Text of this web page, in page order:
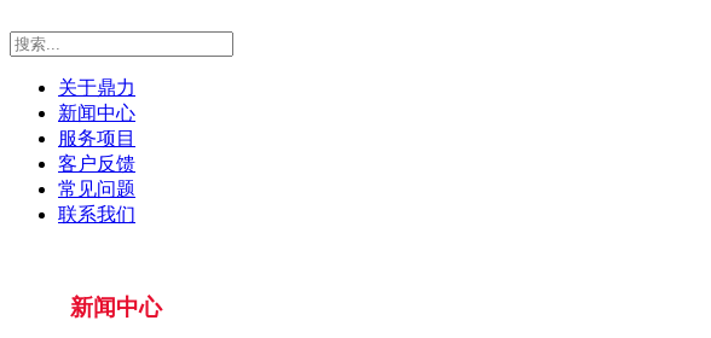
关于鼎力
新闻中心
服务项目
客户反馈
常见问题
联系我们
新闻中心